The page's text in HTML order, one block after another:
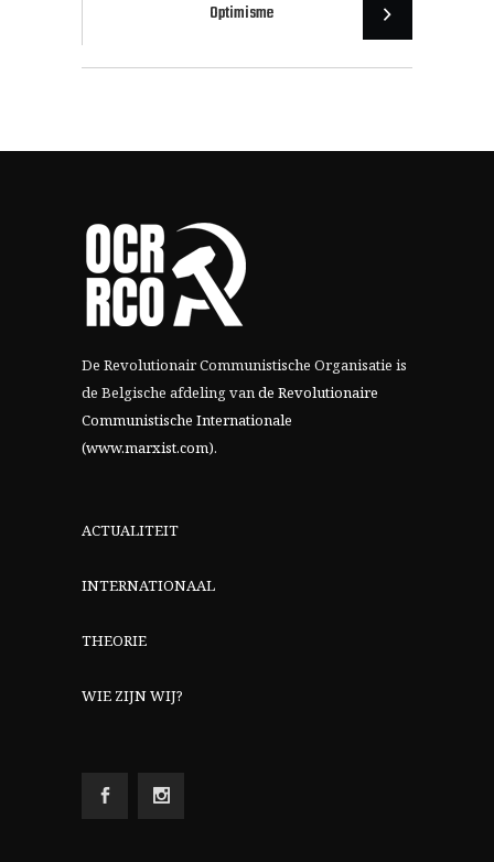
Optimisme
De Revolutionair Communistische Organisatie is
de Belgische afdeling vande Revolutionaire
Communistische Internationale
(www.marxist.com).
ACTUALITEIT
INTERNATIONAAL
THEORIE
WIE ZIJN WIJ?